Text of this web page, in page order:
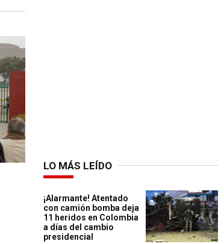
LO MÁS LEÍDO
¡Alarmante! Atentado
con camión bomba deja
11 heridos en Colombia
a días del cambio
presidencial